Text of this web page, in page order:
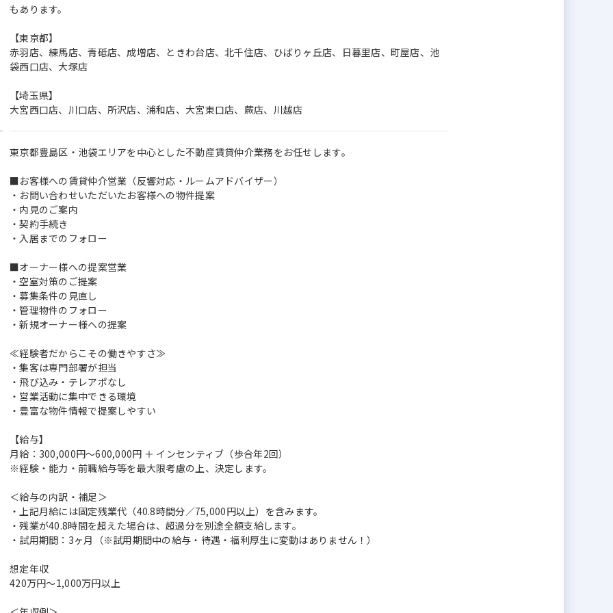
もあります。
【東京都】
赤羽店、練馬店、青砥店、成増店、ときわ台店、北千住店、ひばりヶ丘店、日暮里店、町屋店、池
袋西口店、大塚店
【埼玉県】
大宮西口店、川口店、所沢店、浦和店、大宮東口店、蕨店、川越店
東京都豊島区・池袋エリアを中心とした不動産賃貸仲介業務をお任せします。
■お客様への賃貸仲介営業（反響対応・ルームアドバイザー）
・お問い合わせいただいたお客様への物件提案
・内見のご案内
・契約手続き
・入居までのフォロー
■オーナー様への提案営業
・空室対策のご提案
・募集条件の見直し
・管理物件のフォロー
・新規オーナー様への提案
≪経験者だからこその働きやすさ≫
・集客は専門部署が担当
・飛び込み・テレアポなし
・営業活動に集中できる環境
・豊富な物件情報で提案しやすい
【給与】
月給：300,000円〜600,000円 ＋ インセンティブ（歩合年2回）
※経験・能力・前職給与等を最大限考慮の上、決定します。
＜給与の内訳・補足＞
・上記月給には固定残業代（40.8時間分／75,000円以上）を含みます。
・残業が40.8時間を超えた場合は、超過分を別途全額支給します。
・試用期間：3ヶ月（※試用期間中の給与・待遇・福利厚生に変動はありません！）
想定年収
420万円～1,000万円以上